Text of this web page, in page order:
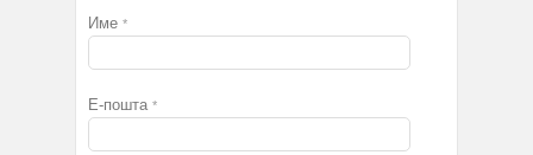
Име *
Е-пошта *